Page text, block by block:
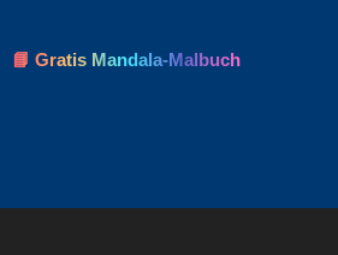
📘 Gratis Mandala-Malbuch